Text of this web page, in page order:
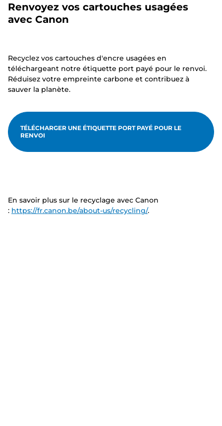
Renvoyez vos cartouches usagées
avec Canon
Recyclez vos cartouches d'encre usagées en
téléchargeant notre étiquette port payé pour le renvoi.
Réduisez votre empreinte carbone et contribuez à
sauver la planète.
TÉLÉCHARGER UNE ÉTIQUETTE PORT PAYÉ POUR LE
RENVOI
En savoir plus sur le recyclage avec Canon
: https://fr.canon.be/about-us/recycling/.